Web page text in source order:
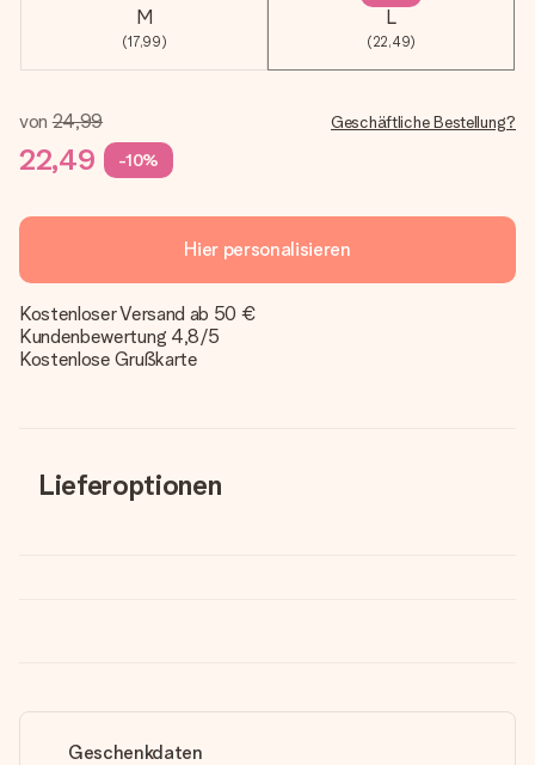
M
(17,99)
L
(22,49)
von 24,99
22,49 -10%
Geschäftliche Bestellung?
Hier personalisieren
Kostenloser Versand ab 50 €
Kundenbewertung 4,8/5
Kostenlose Grußkarte
Lieferoptionen
Geschenkdaten